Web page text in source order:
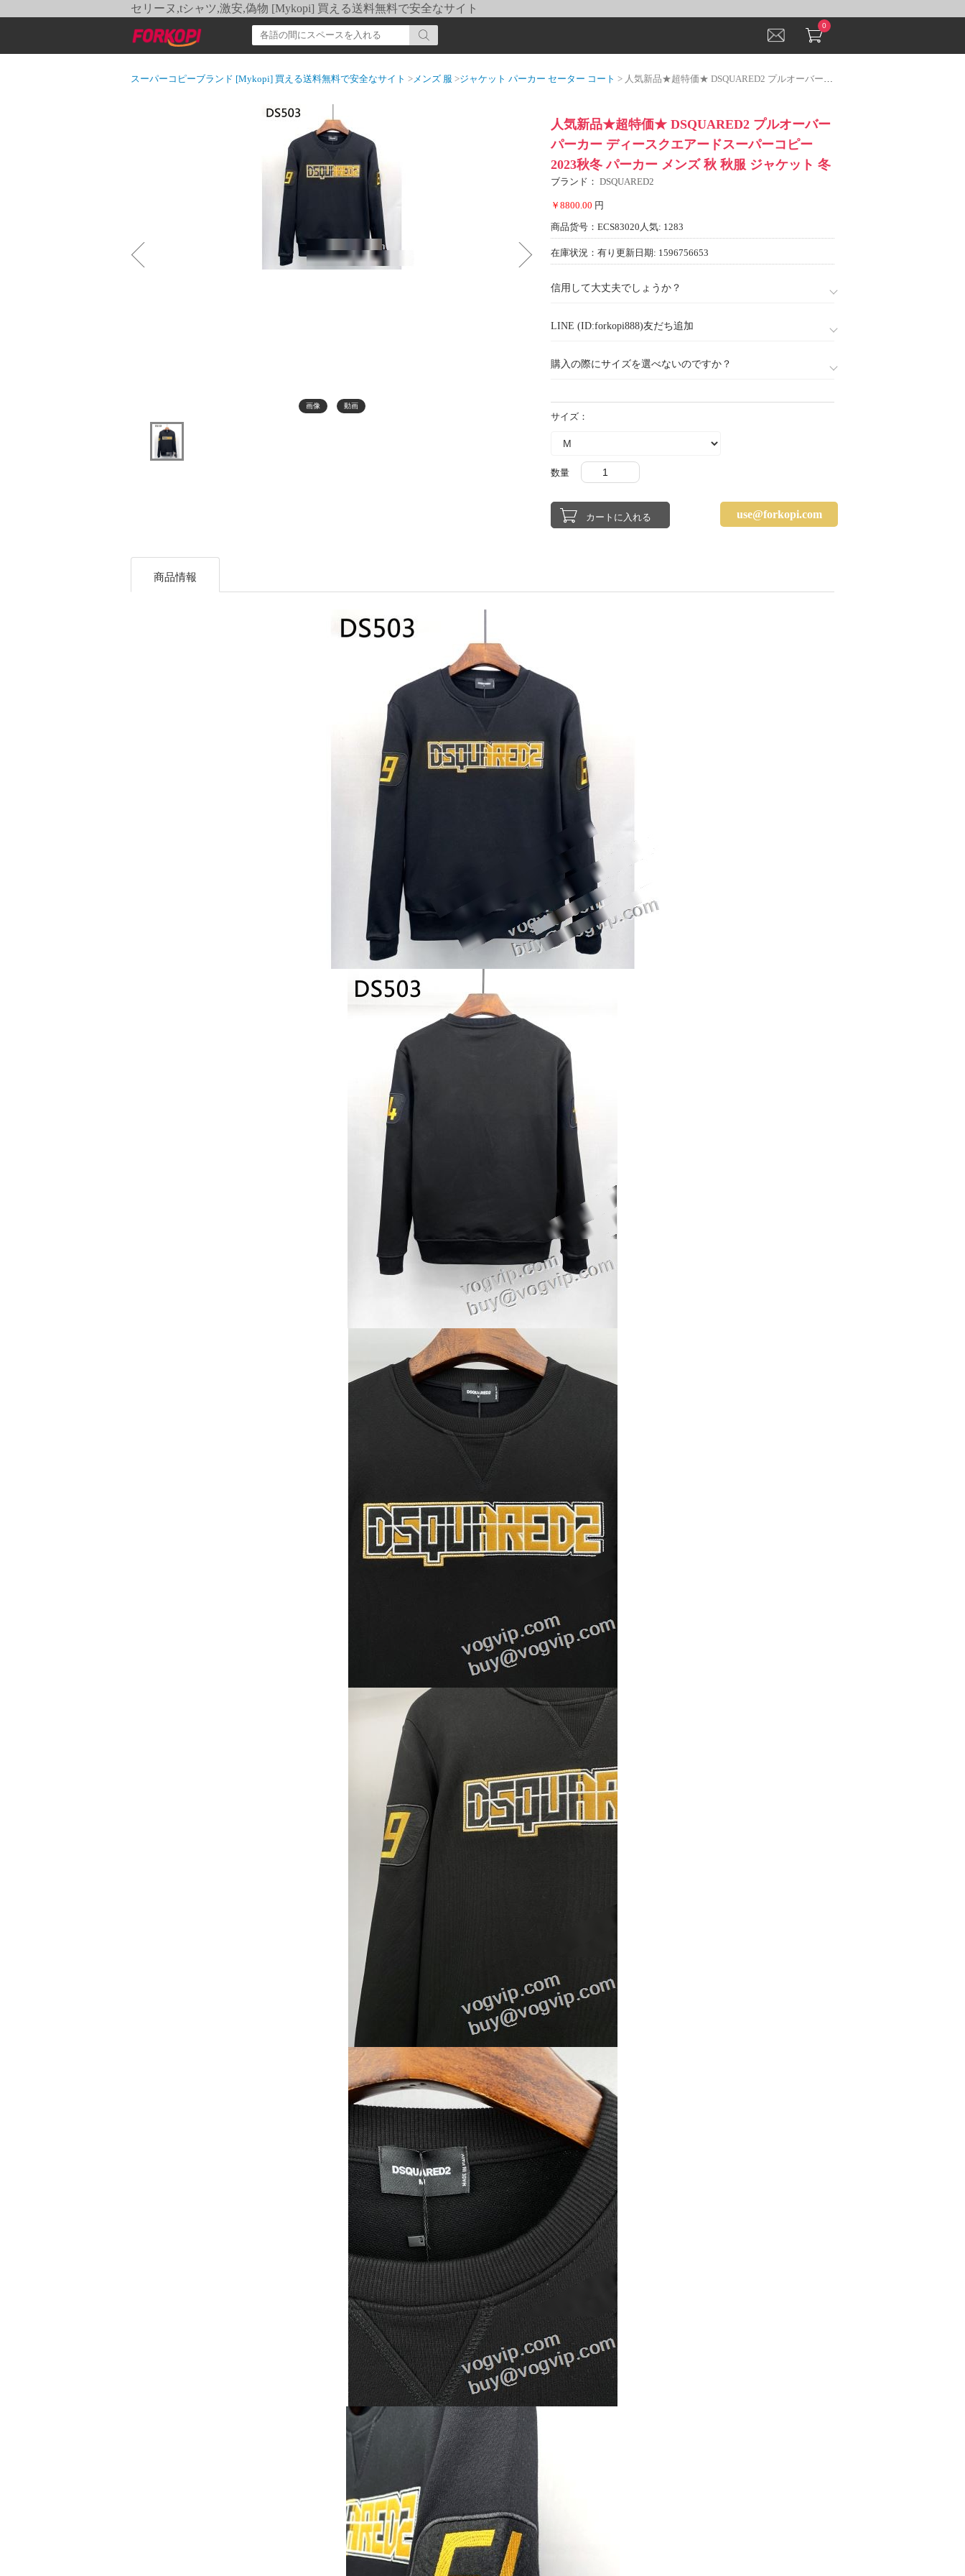
セリーヌ,tシャツ,激安,偽物 [Mykopi] 買える送料無料で安全なサイト
0
スーパーコピーブランド [Mykopi] 買える送料無料で安全なサイト >メンズ 服 >ジャケット パーカー セーター コート > 人気新品★超特価★ DSQUARED2 プルオーバーパーカー ディースクエアードスーパーコピー 2023秋冬 パーカー メンズ 秋 秋服 ジャケット 冬
画像 動画
人気新品★超特価★ DSQUARED2 プルオーバー
パーカー ディースクエアードスーパーコピー
2023秋冬 パーカー メンズ 秋 秋服 ジャケット 冬
ブランド： DSQUARED2
￥8800.00 円
商品货号：ECS83020 人気: 1283
在庫状況：有り 更新日期: 1596756653
信用して大丈夫でしょうか？
LINE (ID:forkopi888)友だち追加
購入の際にサイズを選べないのですか？
サイズ：
数量
use@forkopi.com
商品情報